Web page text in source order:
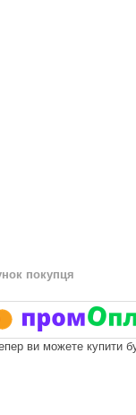
покупця
ви можете купити